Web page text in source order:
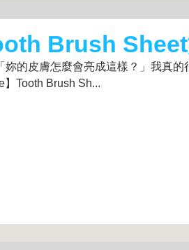
Brush
的皮膚怎麼會亮成這樣？」我真
Tooth Brush Sh...